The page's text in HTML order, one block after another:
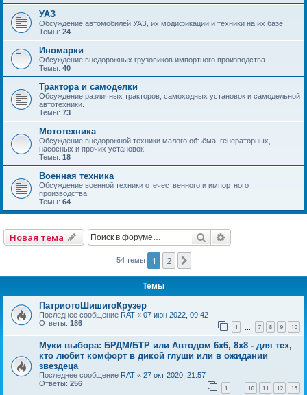
УАЗ
Обсуждение автомобилей УАЗ, их модификаций и техники на их базе.
Темы: 24
Иномарки
Обсуждение внедорожных грузовиков импортного производства.
Темы: 40
Трактора и самоделки
Обсуждение различных тракторов, самоходных установок и самодельной
автотехники.
Темы: 73
Мототехника
Обсуждение внедорожной техники малого объёма, генераторных,
насосных и прочих установок.
Темы: 18
Военная техника
Обсуждение военной техники отечественного и импортного
производства.
Темы: 64
Новая тема Поиск
54 темы 1 2
Темы
ПатриотоШишигоКрузер
Последнее сообщение RAT « 07 июн 2022, 09:42
Ответы: 186 1 7 8 9 10
Муки выбора: БРДМ/БТР или Автодом 6х6, 8х8 - для тех,
кто любит комфорт в дикой глуши или в ожидании
звездеца
Последнее сообщение RAT « 27 окт 2020, 21:57
Ответы: 256 1 … 10 11 12 13